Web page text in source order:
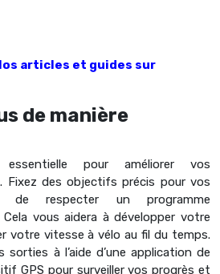
articles et guides sur
de manière
pour améliorer vos
Fixez des objectifs précis pour vos
respecter un programme
Cela vous aidera à développer votre
votre vitesse à vélo au fil du temps.
sorties à l’aide d’une application de
GPS pour surveiller vos progrès et